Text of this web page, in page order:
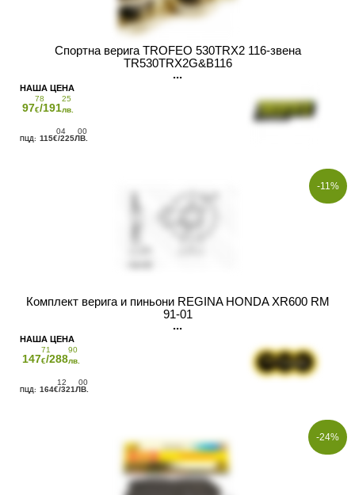
Спортна верига TROFEO 530TRX2 116-звена
TR530TRX2G&B116
97
78
€/191
25
лв.
115
04
€/225
00
ЛВ.
-11%
Комплект верига и пиньони REGINA HONDA XR600 RM
91-01
147
71
€/288
90
лв.
164
12
€/321
00
ЛВ.
-24%